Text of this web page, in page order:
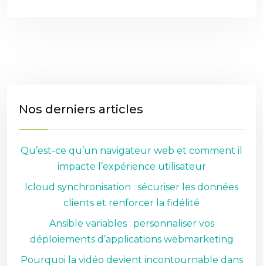
Nos derniers articles
Qu’est-ce qu’un navigateur web et comment il
impacte l’expérience utilisateur
Icloud synchronisation : sécuriser les données
clients et renforcer la fidélité
Ansible variables : personnaliser vos
déploiements d’applications webmarketing
Pourquoi la vidéo devient incontournable dans